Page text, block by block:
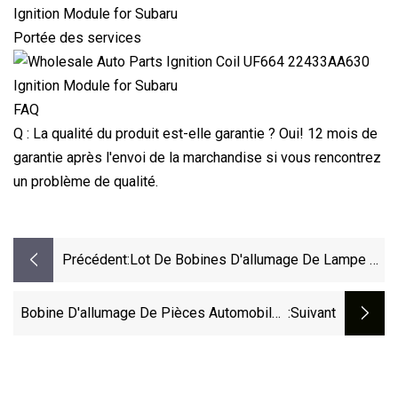
Portée des services
FAQ
Q : La qualité du produit est-elle garantie ? Oui! 12 mois de
garantie après l'envoi de la marchandise si vous rencontrez
un problème de qualité.
Précédent: Lot De Bobines D'allumage De Lampe Al
AA000 Cm12-100b 22435AA000
Bobine D'allumage De Pièces Automobiles :suivant